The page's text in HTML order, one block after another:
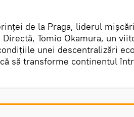
de la Praga, liderul
Tomio Okamura, un
unei descentralizări
să transforme continentul